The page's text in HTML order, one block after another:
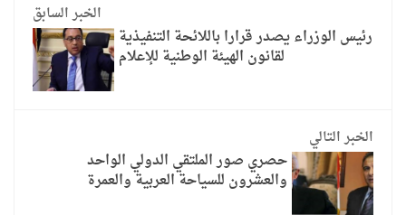
الخبر السابق
رئيس الوزراء يصدر قرارا باللائحة التنفيذية
لقانون الهيئة الوطنية للإعلام
الخبر التالي
حصري صور الملتقي الدولي الواحد
والعشرون للسياحة العربية والعمرة